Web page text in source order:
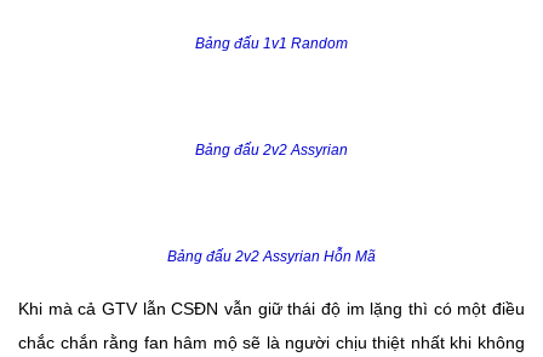
Bảng đấu 1v1 Random
Bảng đấu 2v2 Assyrian
Bảng đấu 2v2 Assyrian Hỗn Mã
Khi mà cả GTV lẫn CSĐN vẫn giữ thái độ im lặng thì có một điều
chắc chắn rằng fan hâm mộ sẽ là người chịu thiệt nhất khi không